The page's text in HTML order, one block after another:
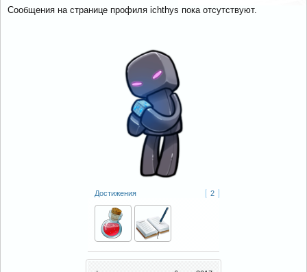
Достижения 2
Сообщения на странице профиля ichthys пока отсутствуют.